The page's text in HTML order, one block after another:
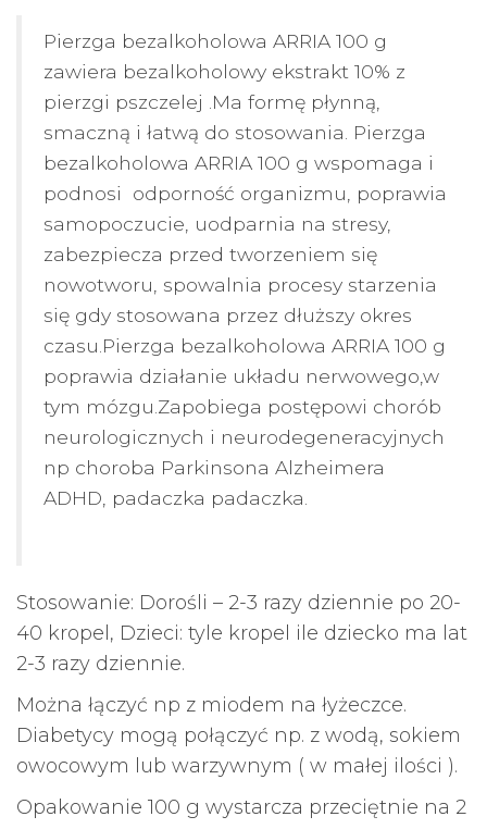
Pierzga bezalkoholowa ARRIA 100 g
zawiera bezalkoholowy ekstrakt 10% z
pierzgi pszczelej .Ma formę płynną,
smaczną i łatwą do stosowania. Pierzga
bezalkoholowa ARRIA 100 g wspomaga i
podnosi odporność organizmu, poprawia
samopoczucie, uodparnia na stresy,
zabezpiecza przed tworzeniem się
nowotworu, spowalnia procesy starzenia
się gdy stosowana przez dłuższy okres
czasu.Pierzga bezalkoholowa ARRIA 100 g
poprawia działanie układu nerwowego,w
tym mózgu.Zapobiega postępowi chorób
neurologicznych i neurodegeneracyjnych
np choroba Parkinsona Alzheimera
ADHD, padaczka padaczka.
Stosowanie: Dorośli – 2-3 razy dziennie po 20-
40 kropel, Dzieci: tyle kropel ile dziecko ma lat
2-3 razy dziennie.
Można łączyć np z miodem na łyżeczce.
Diabetycy mogą połączyć np. z wodą, sokiem
owocowym lub warzywnym ( w małej ilości ).
Opakowanie 100 g wystarcza przeciętnie na 2